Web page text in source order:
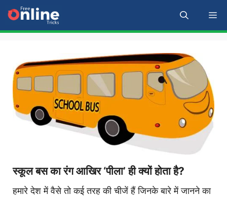
Skip
content
स्कूल बस का रंग आखिर ‘पीला’ ही क्यों होता है?
हमारे देश में वैसे तो कई तरह की चीजें हैं जिनके बारे में जानने का